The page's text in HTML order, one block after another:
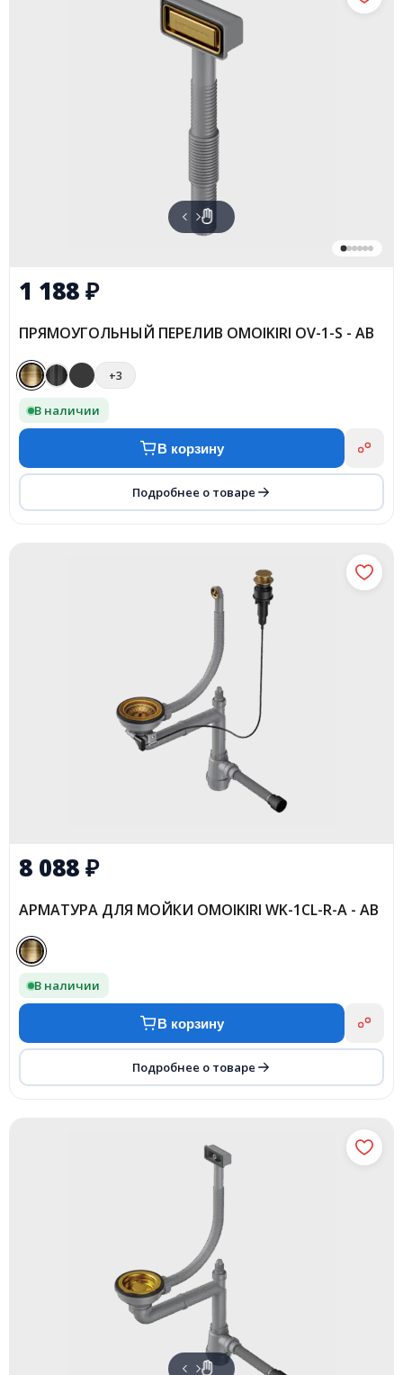
1 188₽
ПРЯМОУГОЛЬНЫЙ ПЕРЕЛИВ OMOIKIRI OV-1-S - AB
+3
В наличии
В корзину
Подробнее о товаре
8 088₽
АРМАТУРА ДЛЯ МОЙКИ OMOIKIRI WK-1CL-R-A - AB
В наличии
В корзину
Подробнее о товаре